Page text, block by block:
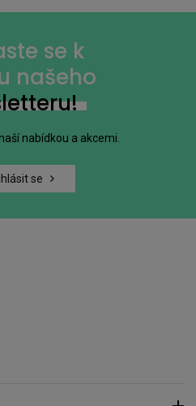
se k
našeho
nabídkou a akcemi.
se